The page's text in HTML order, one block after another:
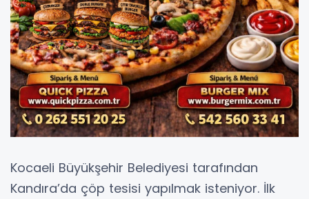
Kocaeli Büyükşehir Belediyesi tarafından
Kandıra’da çöp tesisi yapılmak isteniyor. İlk